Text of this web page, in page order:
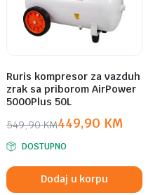
Ruris kompresor za vazduh
zrak sa priborom AirPower
5000Plus 50L
549,90KM
Original
price
was:
549,90 KM.
449,90 KM
Current
price
is:
449,90 KM.
DOSTUPNO
Dodaj u korpu